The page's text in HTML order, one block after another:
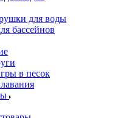
для воды
бассейнов
в песок